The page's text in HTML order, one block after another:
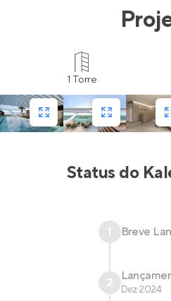
1 Torre
Status do
1 Breve
2 Dez 2024